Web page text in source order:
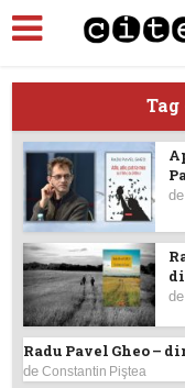
Tag
Radu Pavel Gheo –
deConstantin Piştea